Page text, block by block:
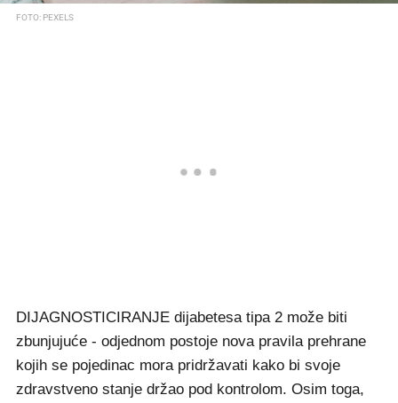
FOTO: PEXELS
DIJAGNOSTICIRANJE dijabetesa tipa 2 može biti
zbunjujuće - odjednom postoje nova pravila prehrane
kojih se pojedinac mora pridržavati kako bi svoje
zdravstveno stanje držao pod kontrolom. Osim toga,